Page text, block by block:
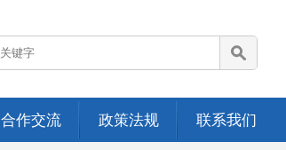
合作交流 政策法规 联系我们